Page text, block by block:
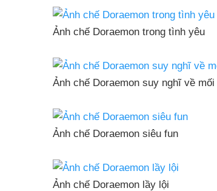
Ảnh chế Doraemon trong tình yêu
Ảnh chế Doraemon suy nghĩ về mối
Ảnh chế Doraemon siêu fun
Ảnh chế Doraemon lầy lội